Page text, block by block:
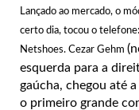
Lançado ao mercado, o
certo dia, tocou o
Netshoes. Cezar Gehm
esquerda para a
gaúcha, chegou até
o primeiro grande